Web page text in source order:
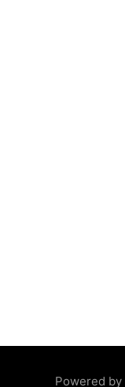
Powered by